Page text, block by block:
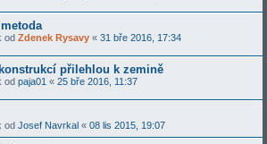
od Zdenek Rysavy « 31 bře 2016, 17:34
přilehlou k zemině
od paja01 « 25 bře 2016, 11:37
od Josef Navrkal « 08 lis 2015, 19:07